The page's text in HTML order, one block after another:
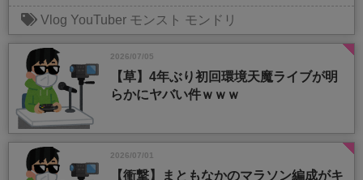
Vlog YouTuber モンスト モンドリ
2026/07/05
【草】4年ぶり初回環境天魔ライブが明
らかにヤバい件ｗｗｗ
2026/07/01
【衝撃】まともなかのマラソン編成がキ